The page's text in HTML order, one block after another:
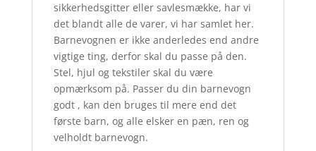
sikkerhedsgitter eller savlesmække, har vi
det blandt alle de varer, vi har samlet her.
Barnevognen er ikke anderledes end andre
vigtige ting, derfor skal du passe på den.
Stel, hjul og tekstiler skal du være
opmærksom på. Passer du din barnevogn
godt , kan den bruges til mere end det
første barn, og alle elsker en pæn, ren og
velholdt barnevogn.